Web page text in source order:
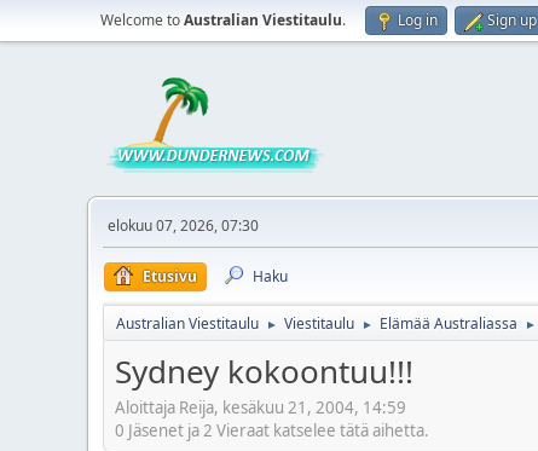
Welcome toAustralian Viestitaulu. Log in Sign up
elokuu 07, 2026, 07:30
Etusivu Haku
Australian Viestitaulu ► Viestitaulu ► Elämää Australiassa ►
Sydney kokoontuu!!!
Aloittaja Reija, kesäkuu 21, 2004, 14:59
0 Jäsenet ja 2 Vieraat katselee tätä aihetta.